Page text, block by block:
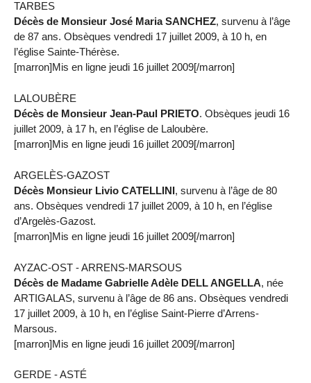
TARBES
Décès de Monsieur José Maria SANCHEZ, survenu à l’âge
de 87 ans. Obsèques vendredi 17 juillet 2009, à 10 h, en
l’église Sainte-Thérèse.
[marron]Mis en ligne jeudi 16 juillet 2009[/marron]
LALOUBÈRE
Décès de Monsieur Jean-Paul PRIETO. Obsèques jeudi 16
juillet 2009, à 17 h, en l’église de Laloubère.
[marron]Mis en ligne jeudi 16 juillet 2009[/marron]
ARGELÈS-GAZOST
Décès Monsieur Livio CATELLINI, survenu à l’âge de 80
ans. Obsèques vendredi 17 juillet 2009, à 10 h, en l’église
d’Argelès-Gazost.
[marron]Mis en ligne jeudi 16 juillet 2009[/marron]
AYZAC-OST - ARRENS-MARSOUS
Décès de Madame Gabrielle Adèle DELL ANGELLA, née
ARTIGALAS, survenu à l’âge de 86 ans. Obsèques vendredi
17 juillet 2009, à 10 h, en l’église Saint-Pierre d’Arrens-
Marsous.
[marron]Mis en ligne jeudi 16 juillet 2009[/marron]
GERDE - ASTÉ